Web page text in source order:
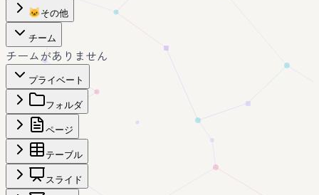
🐱 その他
チーム
チームがありません
プライベート
フォルダ
ページ
テーブル
スライド